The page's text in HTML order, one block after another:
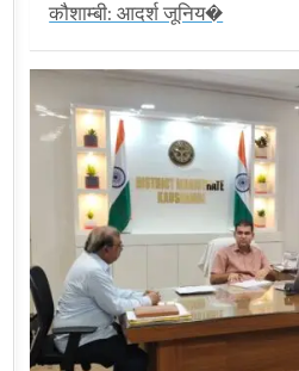
कौशाम्बी: आदर्श जूनिय�